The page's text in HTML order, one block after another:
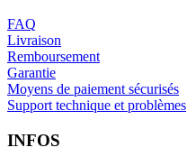
FAQ
Livraison
Remboursement
Garantie
Moyens de paiement sécurisés
Support technique et problèmes
INFOS